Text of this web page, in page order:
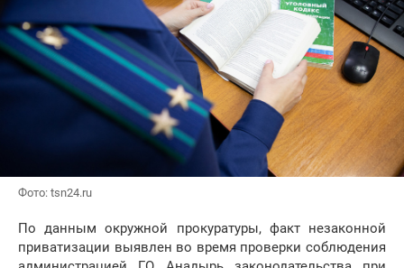
Фото: tsn24.ru
По данным окружной прокуратуры, факт незаконной
приватизации выявлен во время проверки соблюдения